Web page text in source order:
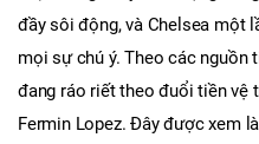
đầy sôi động, và Chelsea một
mọi sự chú ý. Theo các nguồn
đang ráo riết theo đuổi tiền vệ
Fermin Lopez. Đây được xem